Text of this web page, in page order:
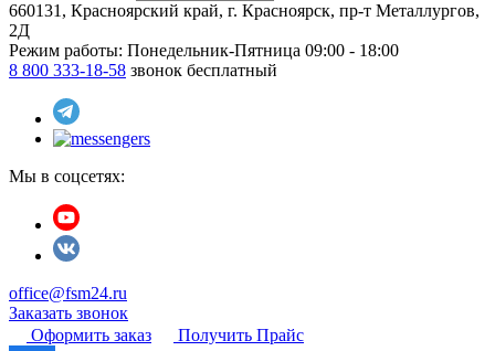
660131, Красноярский край, г. Красноярск, пр-т Металлургов,
2Д
Режим работы: Понедельник-Пятница 09:00 - 18:00
8 800 333-18-58 звонок бесплатный
Мы в соцсетях:
office@fsm24.ru
Заказать звонок
Оформить заказ
Получить Прайс